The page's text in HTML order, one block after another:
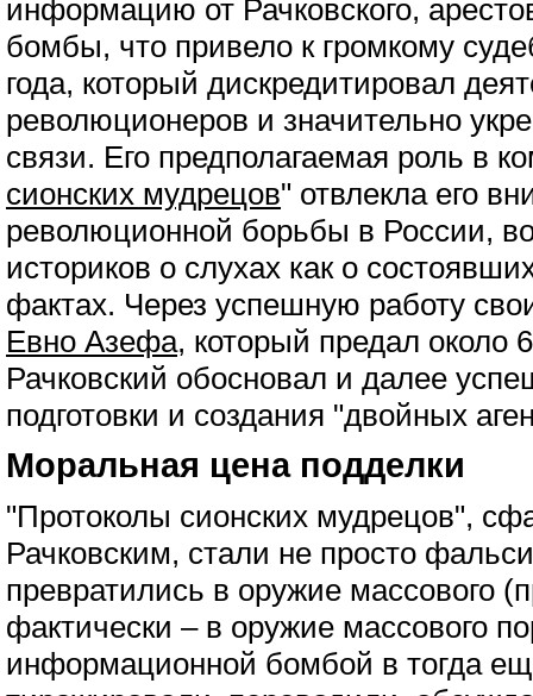
информацию от Рачковского,
бомбы, что привело к громкому
года, который дискредитировал
революционеров и значительно
связи. Его предполагаемая роль в
сионских мудрецов" отвлекла его
революционной борьбы в России,
историков о слухах как о
фактах. Через успешную работу
Евно Азефа, который предал около
Рачковский обосновал и далее
подготовки и создания "двойных
Моральная цена подделки
"Протоколы сионских мудрецов",
Рачковским, стали не просто
превратились в оружие массового
фактически – в оружие массового
информационной бомбой в тогда